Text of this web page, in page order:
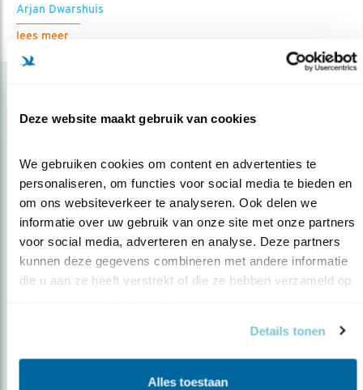
Deze website maakt gebruik van cookies
We gebruiken cookies om content en advertenties te
personaliseren, om functies voor social media te bieden en
om ons websiteverkeer te analyseren. Ook delen we
informatie over uw gebruik van onze site met onze partners
voor social media, adverteren en analyse. Deze partners
kunnen deze gegevens combineren met andere informatie
die u aan ze heeft verstrekt of die ze hebben verzameld op
Details tonen
Alles toestaan
Arjan Dwarshuis
lees meer
Op de hoogte blijven?
Meld je aan en ontvang nieuws, inspiratie, acties en tips
over vogels en activiteiten van Vogelbescherming.